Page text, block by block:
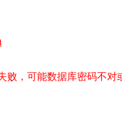
败，可能数据库密码不对